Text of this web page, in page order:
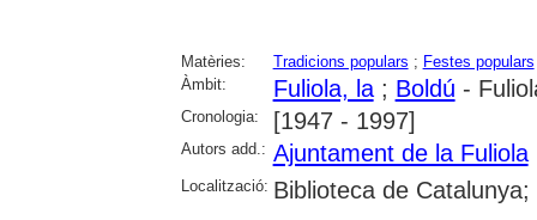
Matèries: Tradicions populars ; Festes populars
Àmbit:
Fuliola, la; Boldú -
Cronologia: [1947 - 1997]
Autors add.: Ajuntament de la Fuliola
Localització: Biblioteca de